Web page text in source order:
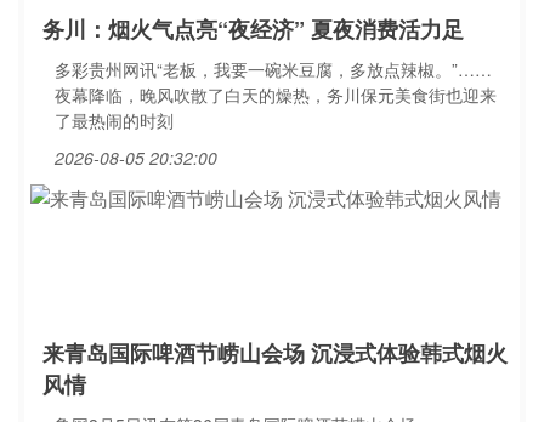
务川：烟火气点亮“夜经济” 夏夜消费活力足
多彩贵州网讯“老板，我要一碗米豆腐，多放点辣椒。”……
夜幕降临，晚风吹散了白天的燥热，务川保元美食街也迎来
了最热闹的时刻
2026-08-05 20:32:00
来青岛国际啤酒节崂山会场 沉浸式体验韩式烟火
风情